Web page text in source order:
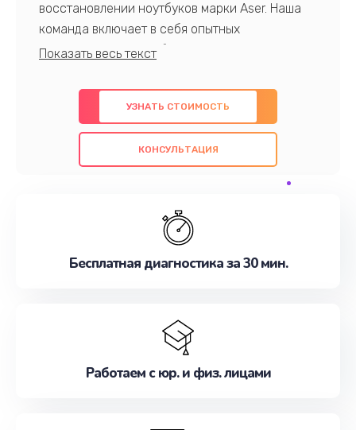
восстановлении ноутбуков марки Aser. Наша
команда включает в себя опытных
профессионалов с обширными знаниями и
предлагаем быстрый и качественный ремонт с
использованием оригинальных компонентов, а
также гарантируем качество всех
проведенных работ. Наша цель - предоставить
наилучшим образом. Не медлите записаться на
УЗНАТЬ СТОИМОСТЬ
КОНСУЛЬТАЦИЯ
Бесплатная диагностика за 30 мин.
Работаем с юр. и физ. лицами